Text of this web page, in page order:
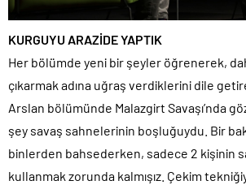
KURGUYU ARAZİDE YAPTIK
Her bölümde yeni bir şeyler öğrenerek,
çıkarmak adına uğraş verdiklerini dile
Arslan bölümünde Malazgirt Savaşı’nda
şey savaş sahnelerinin boşluğuydu. Bir
binlerden bahsederken, sadece 2 kişinin
kullanmak zorunda kalmışız. Çekim